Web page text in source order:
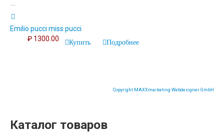
...
Emilio pucci miss pucci
₽ 1300.00
Купить Подробнее
Copyright MAXXmarketing Webdesigner GmbH
Каталог товаров